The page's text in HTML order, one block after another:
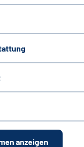
anzeigen